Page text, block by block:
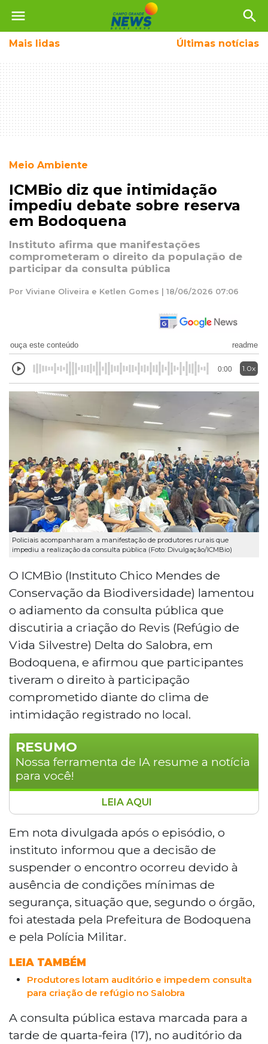
menu search
Mais lidas Últimas notícias
Meio Ambiente
ICMBio diz que intimidação
impediu debate sobre reserva
em Bodoquena
Instituto afirma que manifestações
comprometeram o direito da população de
participar da consulta pública
Por Viviane Oliveira e Ketlen Gomes | 18/06/2026 07:06
ouça este conteúdo readme
0:00 1.0x
Policiais acompanharam a manifestação de produtores rurais que
impediu a realização da consulta pública (Foto: Divulgação/ICMBio)
O ICMBio (Instituto Chico Mendes de
Conservação da Biodiversidade) lamentou
o adiamento da consulta pública que
discutiria a criação do Revis (Refúgio de
Vida Silvestre) Delta do Salobra, em
Bodoquena, e afirmou que participantes
tiveram o direito à participação
comprometido diante do clima de
intimidação registrado no local.
RESUMO
Nossa ferramenta de IA resume a notícia
para você!
O ICMBio lamentou o adiamento de
consulta pública sobre o Revis Delta do
Salobra, em Bodoquena, após produtores
rurais impedirem sua realização. O
evento, marcado para quarta-feira (17),
discutiria a criação de unidade de
conservação de 60,8 mil hectares. O
instituto relatou clima de intimidação e
ausência de segurança. A prefeita Girleide
Rovari confirmou que produtores
contrários à proposta tomaram o
auditório. Nova data não foi definida.
LEIA AQUI
Em nota divulgada após o episódio, o
instituto informou que a decisão de
suspender o encontro ocorreu devido à
ausência de condições mínimas de
segurança, situação que, segundo o órgão,
foi atestada pela Prefeitura de Bodoquena
e pela Polícia Militar.
LEIA TAMBÉM
Produtores lotam auditório e impedem consulta
para criação de refúgio no Salobra
A consulta pública estava marcada para a
tarde de quarta-feira (17), no auditório da